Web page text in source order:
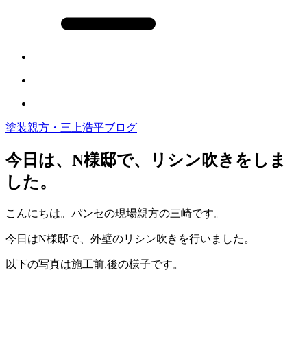
塗装親方・三上浩平ブログ
今日は、N様邸で、リシン吹きをしま
した。
こんにちは。パンセの現場親方の三崎です。
今日はN様邸で、外壁のリシン吹きを行いました。
以下の写真は施工前,後の様子です。